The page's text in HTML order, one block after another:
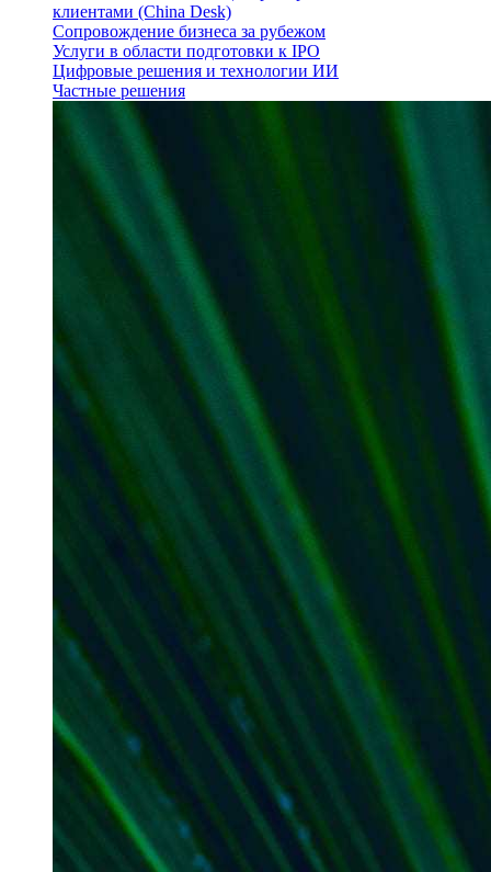
клиентами (China Desk)
Сопровождение бизнеса за рубежом
Услуги в области подготовки к IPO
Цифровые решения и технологии ИИ
Частные решения